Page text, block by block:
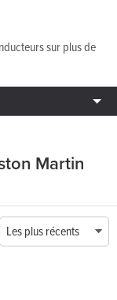
sur plus de
Martin
Les plus récents